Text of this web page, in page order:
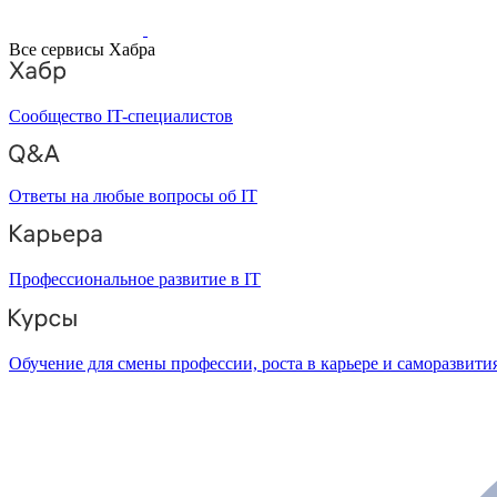
Все сервисы Хабра
Сообщество IT-специалистов
Ответы на любые вопросы об IT
Профессиональное развитие в IT
Обучение для смены профессии, роста в карьере и